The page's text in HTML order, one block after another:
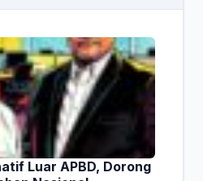
Luar APBD, Dorong